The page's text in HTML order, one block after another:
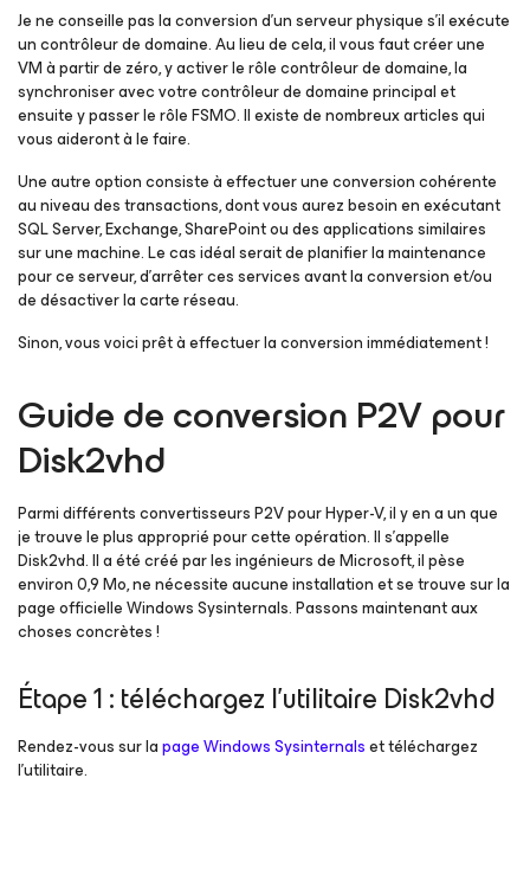
Je ne conseille pas la conversion d’un serveur physique s’il exécute
un contrôleur de domaine. Au lieu de cela, il vous faut créer une
VM à partir de zéro, y activer le rôle contrôleur de domaine, la
synchroniser avec votre contrôleur de domaine principal et
ensuite y passer le rôle FSMO. Il existe de nombreux articles qui
vous aideront à le faire.
Une autre option consiste à effectuer une conversion cohérente
au niveau des transactions, dont vous aurez besoin en exécutant
SQL Server, Exchange, SharePoint ou des applications similaires
sur une machine. Le cas idéal serait de planifier la maintenance
pour ce serveur, d’arrêter ces services avant la conversion et/ou
de désactiver la carte réseau.
Sinon, vous voici prêt à effectuer la conversion immédiatement !
Guide de conversion P2V pour
Disk2vhd
Parmi différents convertisseurs P2V pour Hyper-V, il y en a un que
je trouve le plus approprié pour cette opération. Il s’appelle
Disk2vhd. Il a été créé par les ingénieurs de Microsoft, il pèse
environ 0,9 Mo, ne nécessite aucune installation et se trouve sur la
page officielle Windows Sysinternals. Passons maintenant aux
choses concrètes !
Étape 1 : téléchargez l’utilitaire Disk2vhd
Rendez-vous sur lapage Windows Sysinternalset téléchargez
l’utilitaire.